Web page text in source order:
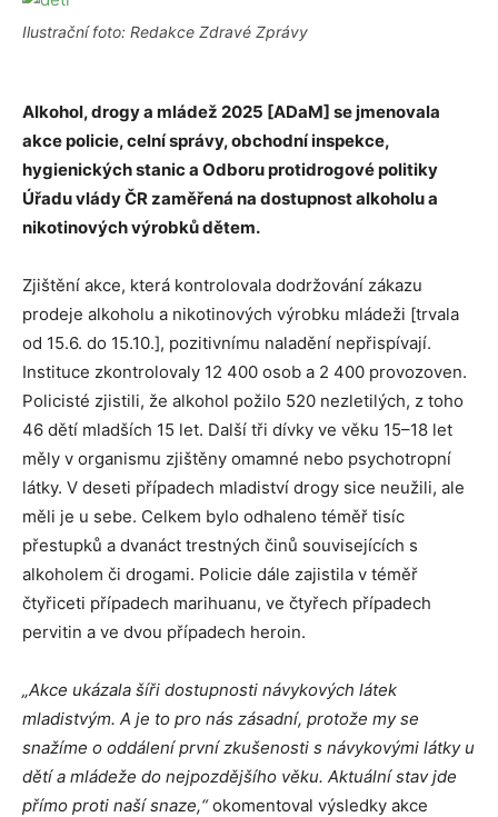
Ilustrační foto: Redakce Zdravé Zprávy
Alkohol, drogy a mládež 2025 [ADaM] se jmenovala
akce policie, celní správy, obchodní inspekce,
hygienických stanic a Odboru protidrogové politiky
Úřadu vlády ČRzaměřená na dostupnost alkoholu a
nikotinových výrobků dětem.
Zjištění akce, která kontrolovala dodržování zákazu
prodeje alkoholu a nikotinových výrobku mládeži [trvala
od 15.6. do 15.10.], pozitivnímu naladění nepřispívají.
Instituce zkontrolovaly 12 400 osob a 2 400 provozoven.
Policisté zjistili, že alkohol požilo 520 nezletilých, z toho
46 dětí mladších 15 let. Další tři dívky ve věku 15–18 let
měly v organismu zjištěny omamné nebo psychotropní
látky. V deseti případech mladiství drogy sice neužili, ale
měli je u sebe. Celkem bylo odhaleno téměř tisíc
přestupků a dvanáct trestných činů souvisejících s
alkoholem či drogami. Policie dále zajistila v téměř
čtyřiceti případech marihuanu, ve čtyřech případech
pervitin a ve dvou případech heroin.
„Akce ukázala šíři dostupnosti návykových látek
mladistvým. A je to pro nás zásadní, protože my se
snažíme o oddálení první zkušenosti s návykovými látky u
dětí a mládeže do nejpozdějšího věku. Aktuální stav jde
přímo proti naší snaze,“okomentoval výsledky akce